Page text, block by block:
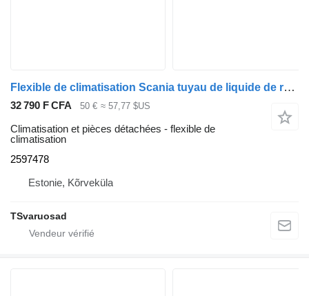
Flexible de climatisation Scania tuyau de liquide de refroidissement 2597478 pour tracteur routier Scania R410
32 790 F CFA 50 € ≈ 57,77 $US
Climatisation et pièces détachées - flexible de
climatisation
2597478
Estonie, Kõrveküla
TSvaruosad